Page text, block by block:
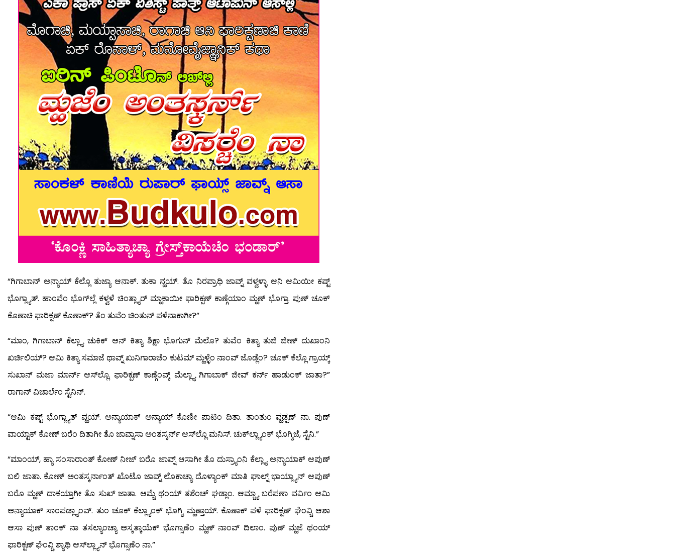
“ಗಿಗಾಬಾನ್ ಅನ್ಯಾಯ್ ಕೆಲ್ಲೊ ತುಜ್ಯಾ ಆನಾಕ್. ತುಕಾ ನ್ಹಯ್. ತೊ ನಿರಪ್ರಾಧಿ ಜಾವ್ನ್ ವಳ್ವಳ್ಳಾ ಆನಿ ಆಮಿಯೀ ಕಷ್ಟ್
ಭೊಗ್ಲ್ಯಾತ್. ಹಾಂವೆಂ ಭೊಗ್‍ಲ್ಲೆ ಕಳ್ವಳೆ ಚಿಂತ್ಲ್ಯಾರ್ ಮ್ಹಾಕಾಯೀ ಫಾರಿಕ್ಪಣ್ ಕಾಣ್ಗೆಯಾಂ ಮ್ಹಣ್ ಭೊಗ್ತಾ. ಪುಣ್ ಚೂಕ್
ಕೊಣಾಚಿ ಫಾರಿಕ್ಪಣ್ ಕೊಣಾಕ್? ತೆಂ ತುವೆಂ ಚಿಂತುನ್ ಪಳೆನಾಕಾಗೀ?”
“ಮಾಂ, ಗಿಗಾಬಾನ್ ಕೆಲ್ಲ್ಯಾ ಚುಕಿಕ್ ಆನ್ ಕಿತ್ಯಾ ಶಿಕ್ಷಾ ಭೊಗುನ್ ಮೆಲೊ? ತುವೆಂ ಕಿತ್ಯಾ ತುಜಿ ಜೀಣ್ ದುಖಾಂನಿ
ಖರ್ಚಿಲಿಯ್? ಆಮಿ ಕಿತ್ಯಾ ಸಮಾಜೆ ಥಾವ್ನ್ ಖುನಿಗಾರಾಚೆಂ ಕುಟಮ್ ಮ್ಹಳ್ಳೆಂ ನಾಂವ್ ಜೊಡ್ಲೆಂ? ಚೂಕ್ ಕೆಲ್ಲೊ ಗ್ರಾಯ್ಕ್
ಸುಖಾನ್ ಮಜಾ ಮಾರ್ನ್ ಆಸ್‍ಲ್ಲೊ. ಫಾರಿಕ್ಪಣ್ ಕಾಣ್ಗೆಂವ್ಕ್ ಮೆಲ್ಲ್ಯಾ ಗಿಗಾಬಾಕ್ ಜೀವ್ ಕರ್ನ್ ಹಾಡುಂಕ್ ಜಾತಾ?”
ರಾಗಾನ್ ವಿಚಾರ್ಲೆಂ ಸ್ಟೆನಿನ್.
“ಆಮಿ ಕಷ್ಟ್ ಭೊಗ್ಲ್ಯಾತ್ ವ್ಹಯ್. ಅನ್ಯಾಯಾಕ್ ಅನ್ಯಾಯ್ ಕೊಣೀ ಪಾಟಿಂ ದಿತಾ. ತಾಂತುಂ ವ್ಹಡ್ಪಣ್ ನಾ. ಪುಣ್
ವಾಯ್ಟಾಕ್ ಕೋಣ್ ಬರೆಂ ದಿತಾಗೀ ತೊ ಜಾವ್ನಾಸಾ ಅಂತಸ್ಕರ್ನ್ ಆಸ್‍ಲ್ಲೊ ಮನಿಸ್. ಚುಕ್‍ಲ್ಲ್ಯಾಂಕ್ ಭೊಗ್ಶಿಜೆ, ಸ್ಟೆನಿ.”
“ಮಾಂಯ್, ಹ್ಯಾ ಸಂಸಾರಾಂತ್ ಕೋಣ್ ನೀಜ್ ಬರೊ ಜಾವ್ನ್ ಆಸಾಗೀ ತೊ ದುಸ್ರ್ಯಾಂನಿ ಕೆಲ್ಲ್ಯಾ ಅನ್ಯಾಯಾಕ್ ಆಪುಣ್
ಬಲಿ ಜಾತಾ. ಕೋಣ್ ಅಂತಸ್ಕರ್ನಾಂತ್ ಖೊಟೊ ಜಾವ್ನ್ ಲೊಕಾಚ್ಯಾ ದೊಳ್ಯಾಂಕ್ ಮಾತಿ ಘಾಲ್ನ್ ಭಾಯ್ಲ್ಯಾನ್ ಆಪುಣ್
ಬರೊ ಮ್ಹಣ್ ದಾಕಯ್ತಾಗೀ ತೊ ಸುಖ್ ಜಾತಾ. ಆಮ್ಚೆ ಥಂಯ್ ತಶೆಂಚ್ ಘಡ್ಲಾಂ. ಆಮ್ಚ್ಯಾ ಬರೆಪಣಾ ವರ್ವಿಂ ಆಮಿ
ಅನ್ಯಾಯಾಕ್ ಸಾಂಪಡ್ಲ್ಯಾಂವ್. ತುಂ ಚೂಕ್ ಕೆಲ್ಲ್ಯಾಂಕ್ ಭೊಗ್ಶಿ ಮ್ಹಣ್ತಾಯ್. ಕೊಣಾಕ್ ಪಳೆ ಫಾರಿಕ್ಪಣ್ ಘೆಂವ್ಚಿ ಆಶಾ
ಆಸಾ ಪುಣ್ ತಾಂಕ್ ನಾ ತಸಲ್ಯಾಂಚ್ಯಾ ಅಸ್ಕತ್ಕಾಯೆಕ್ ಭೊಗ್ಸಾಣೆಂ ಮ್ಹಣ್ ನಾಂವ್ ದಿಲಾಂ. ಪುಣ್ ಮ್ಹಜೆ ಥಂಯ್
ಫಾರಿಕ್ಪಣ್ ಘೆಂವ್ಚಿ ಶ್ಯಾಥಿ ಆಸ್‍ಲ್ಲ್ಯಾನ್ ಭೊಗ್ಸಾಣೆಂ ನಾ.”